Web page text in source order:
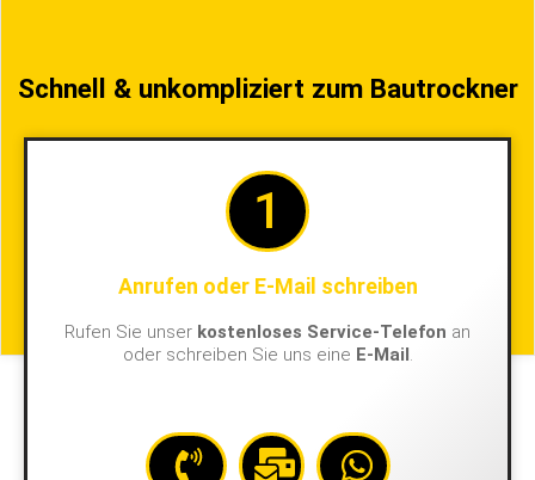
Schnell & unkompliziert zum Bautrockner
1
Anrufen oder E-Mail schreiben
Rufen Sie unser kostenloses Service-Telefon an
oder schreiben Sie uns eine E-Mail.